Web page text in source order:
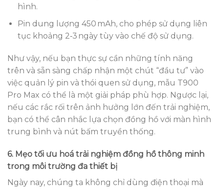
hình.
Pin dung lượng 450 mAh, cho phép sử dụng liên
tục khoảng 2‑3 ngày tùy vào chế độ sử dụng.
Như vậy, nếu bạn thực sự cần những tính năng
trên và sẵn sàng chấp nhận một chút “đầu tư” vào
việc quản lý pin và thói quen sử dụng, mẫu T900
Pro Max có thể là một giải pháp phù hợp. Ngược lại,
nếu các rắc rối trên ảnh hưởng lớn đến trải nghiệm,
bạn có thể cân nhắc lựa chọn đồng hồ với màn hình
trung bình và nút bấm truyền thống.
6. Mẹo tối ưu hoá trải nghiệm đồng hồ thông minh
trong môi trường đa thiết bị
Ngày nay, chúng ta không chỉ dùng điện thoại mà